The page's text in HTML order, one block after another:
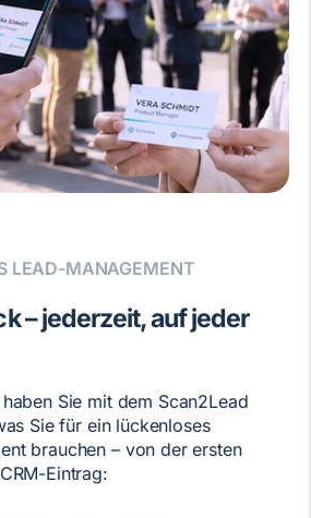
LEAD-MANAGEMENT
– jederzeit, auf jeder
Sie mit dem Scan2Lead
Sie für ein lückenloses
brauchen – von der ersten
Eintrag: